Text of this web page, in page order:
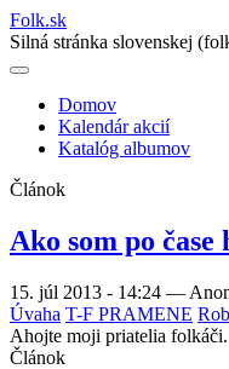
Folk.sk
Silná stránka slovenskej
Main
navigation
Domov
Kalendár akcií
Katalóg albumov
Článok
Ako som po čase
15. júl 2013 - 14:24 —
Úvaha T-F PRAMENE
Ahojte moji priatelia folkáči.
Článok